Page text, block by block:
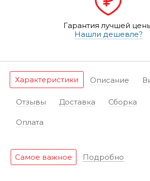
Гарантия лучшей
Нашли дешевле?
Характеристики Описание
Отзывы Доставка Сборка
Оплата
Самое важное Подробно